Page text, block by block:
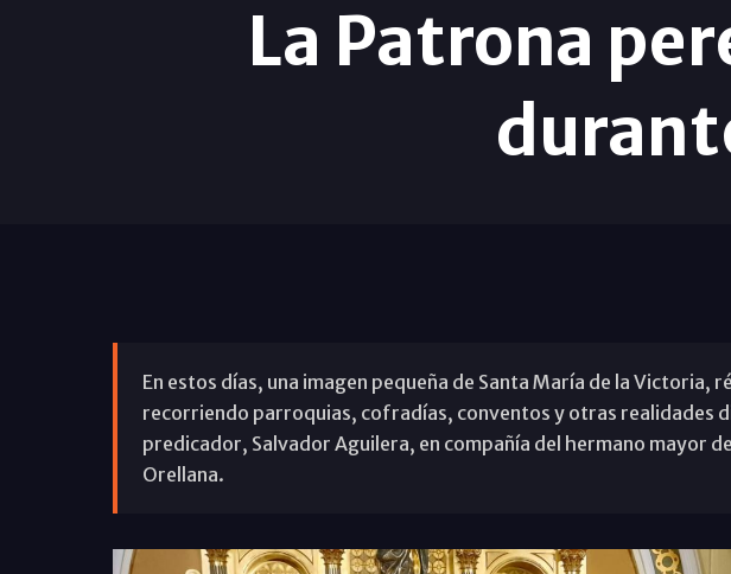
La Patrona
En estos días, una imagen pequeña de Santa María de la Victoria,
recorriendo parroquias, cofradías, conventos y otras realidades
predicador, Salvador Aguilera, en compañía del hermano mayor
Orellana.